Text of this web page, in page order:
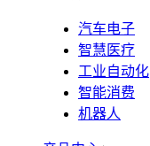
汽车电子
智慧医疗
工业自动化
智能消费
机器人